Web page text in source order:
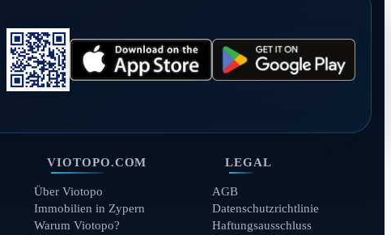
VIOTOPO.COM
Über Viotopo
Immobilien in Zypern
Warum Viotopo?
LEGAL
AGB
Datenschutzrichtlinie
Haftungsausschluss